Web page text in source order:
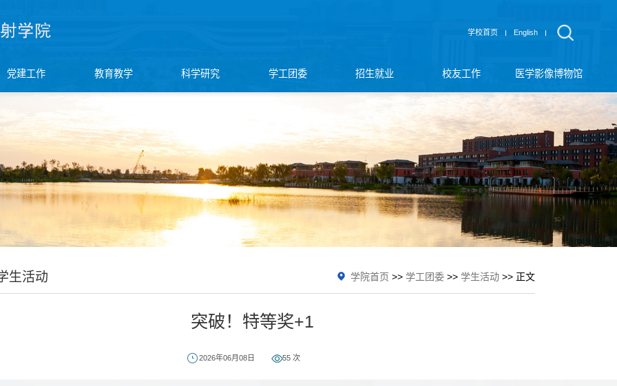
学校首页 English
党建工作 教育教学 科学研究 学工团委 招生就业 校友工作 医学影像博物馆
生活动 学院首页 >> 学工团委 >> 学生活动 >> 正文
突破！特等奖+1
2026年06月08日 55 次